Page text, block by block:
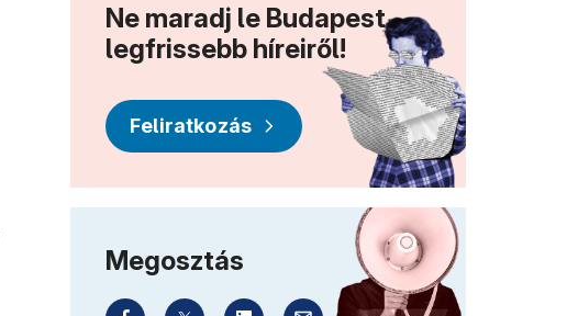
Ne maradj le Budapest
legfrissebb híreiről!
Feliratkozás
Megosztás